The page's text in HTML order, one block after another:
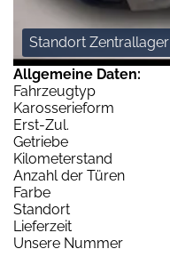
Standort Zentrallager
Allgemeine Daten:
Fahrzeugtyp
Karosserieform
Erst-Zul.
Getriebe
Kilometerstand
Anzahl der Türen
Farbe
Standort
Lieferzeit
Unsere Nummer